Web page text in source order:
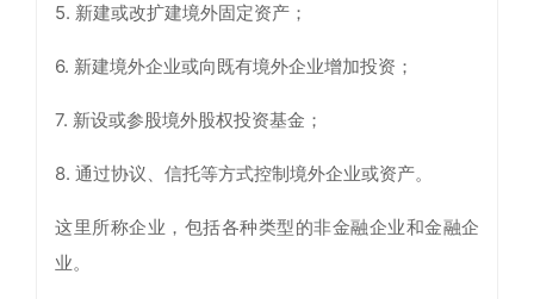
5. 新建或改扩建境外固定资产；
6. 新建境外企业或向既有境外企业增加投资；
7. 新设或参股境外股权投资基金；
8. 通过协议、信托等方式控制境外企业或资产。
这里所称企业，包括各种类型的非金融企业和金融企
业。